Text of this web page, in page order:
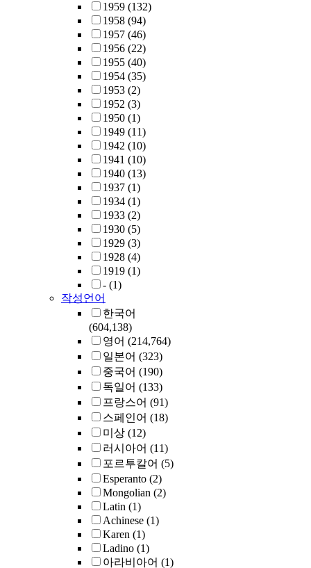
1959 (132)
1958 (94)
1957 (46)
1956 (22)
1955 (40)
1954 (35)
1953 (2)
1952 (3)
1950 (1)
1949 (11)
1942 (10)
1941 (10)
1940 (13)
1937 (1)
1934 (1)
1933 (2)
1930 (5)
1929 (3)
1928 (4)
1919 (1)
- (1)
작성언어
한국어
(604,138)
영어 (214,764)
일본어 (323)
중국어 (190)
독일어 (133)
프랑스어 (91)
스페인어 (18)
미상 (12)
러시아어 (11)
포르투칼어 (5)
Esperanto (2)
Mongolian (2)
Latin (1)
Achinese (1)
Karen (1)
Ladino (1)
아라비아어 (1)